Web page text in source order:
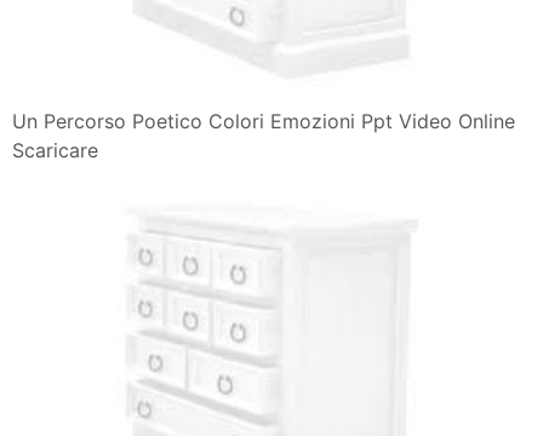
Un Percorso Poetico Colori Emozioni Ppt Video Online
Scaricare